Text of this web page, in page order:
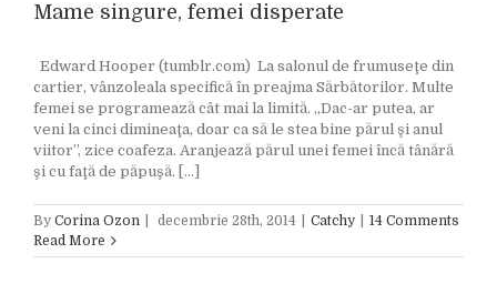
Mame singure, femei disperate
Edward Hooper (tumblr.com) La salonul de frumuseţe din
cartier, vânzoleala specifică în preajma Sărbătorilor. Multe
femei se programează cât mai la limită. „Dac-ar putea, ar
veni la cinci dimineaţa, doar ca să le stea bine părul şi anul
viitor”, zice coafeza. Aranjează părul unei femei încă tânără
şi cu faţă de păpuşă. [...]
By Corina Ozon decembrie 28th, 2014 Catchy
14 Comments
Read More